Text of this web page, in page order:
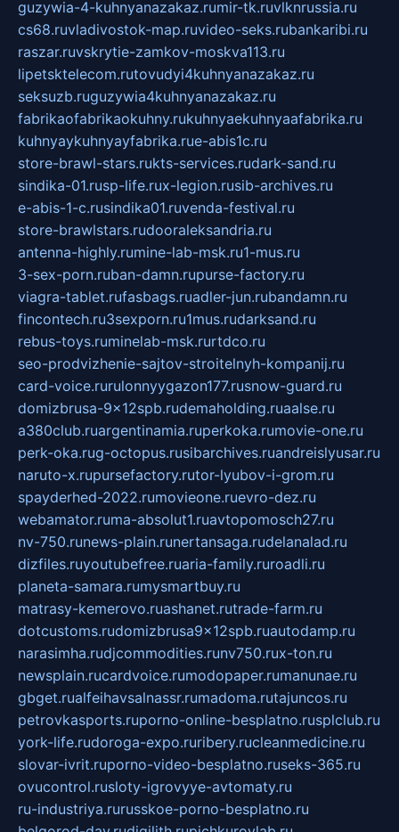
guzywia-4-kuhnyanazakaz.rumir-tk.ruvlknrussia.ru
cs68.ruvladivostok-map.ruvideo-seks.rubankaribi.ru
raszar.ruvskrytie-zamkov-moskva113.ru
lipetsktelecom.rutovudyi4kuhnyanazakaz.ru
seksuzb.ruguzywia4kuhnyanazakaz.ru
fabrikaofabrikaokuhny.rukuhnyaekuhnyaafabrika.ru
kuhnyaykuhnyayfabrika.rue-abis1c.ru
store-brawl-stars.rukts-services.rudark-sand.ru
sindika-01.rusp-life.rux-legion.rusib-archives.ru
e-abis-1-c.rusindika01.ruvenda-festival.ru
store-brawlstars.rudooraleksandria.ru
antenna-highly.rumine-lab-msk.ru1-mus.ru
3-sex-porn.ruban-damn.rupurse-factory.ru
viagra-tablet.rufasbags.ruadler-jun.rubandamn.ru
fincontech.ru3sexporn.ru1mus.rudarksand.ru
rebus-toys.ruminelab-msk.rurtdco.ru
seo-prodvizhenie-sajtov-stroitelnyh-kompanij.ru
card-voice.rurulonnyygazon177.rusnow-guard.ru
domizbrusa-9x12spb.rudemaholding.ruaalse.ru
a380club.ruargentinamia.ruperkoka.rumovie-one.ru
perk-oka.rug-octopus.rusibarchives.ruandreislyusar.ru
naruto-x.rupursefactory.rutor-lyubov-i-grom.ru
spayderhed-2022.rumovieone.ruevro-dez.ru
webamator.ruma-absolut1.ruavtopomosch27.ru
nv-750.runews-plain.runertansaga.rudelanalad.ru
dizfiles.ruyoutubefree.ruaria-family.ruroadli.ru
planeta-samara.rumysmartbuy.ru
matrasy-kemerovo.ruashanet.rutrade-farm.ru
dotcustoms.rudomizbrusa9x12spb.ruautodamp.ru
narasimha.rudjcommodities.runv750.rux-ton.ru
newsplain.rucardvoice.rumodopaper.rumanunae.ru
gbget.rualfeihavsalnassr.rumadoma.rutajuncos.ru
petrovkasports.ruporno-online-besplatno.rusplclub.ru
york-life.rudoroga-expo.ruribery.rucleanmedicine.ru
slovar-ivrit.ruporno-video-besplatno.ruseks-365.ru
ovucontrol.rusloty-igrovyye-avtomaty.ru
ru-industriya.rurusskoe-porno-besplatno.ru